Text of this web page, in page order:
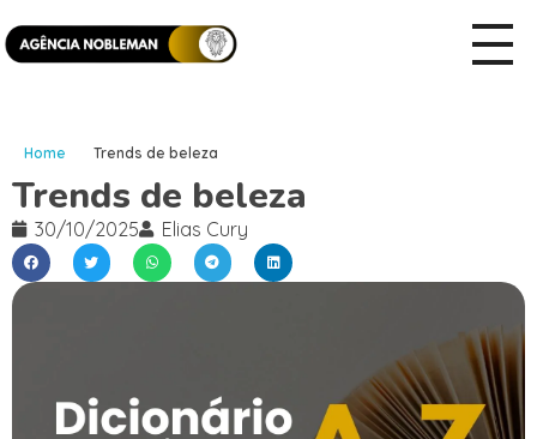
Home Trends de beleza
Trends de beleza
30/10/2025 Elias Cury